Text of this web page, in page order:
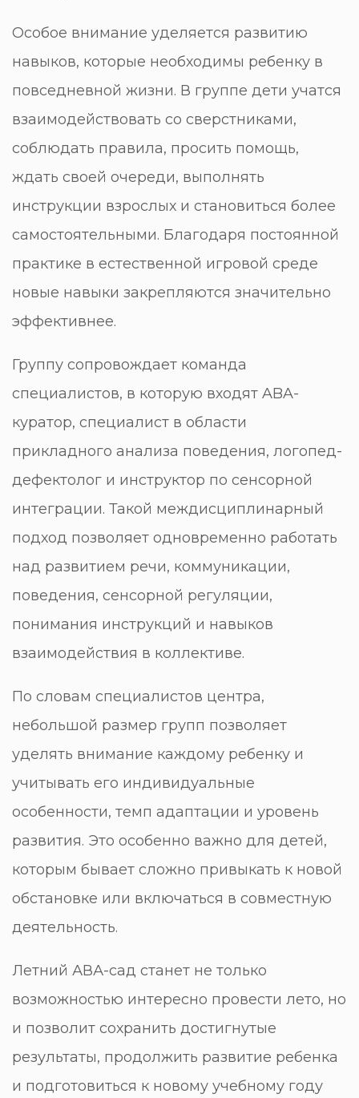
Особое внимание уделяется развитию
навыков, которые необходимы ребенку в
повседневной жизни. В группе дети учатся
взаимодействовать со сверстниками,
соблюдать правила, просить помощь,
ждать своей очереди, выполнять
инструкции взрослых и становиться более
самостоятельными. Благодаря постоянной
практике в естественной игровой среде
новые навыки закрепляются значительно
эффективнее.
Группу сопровождает команда
специалистов, в которую входят ABA-
куратор, специалист в области
прикладного анализа поведения, логопед-
дефектолог и инструктор по сенсорной
интеграции. Такой междисциплинарный
подход позволяет одновременно работать
над развитием речи, коммуникации,
поведения, сенсорной регуляции,
понимания инструкций и навыков
взаимодействия в коллективе.
По словам специалистов центра,
небольшой размер групп позволяет
уделять внимание каждому ребенку и
учитывать его индивидуальные
особенности, темп адаптации и уровень
развития. Это особенно важно для детей,
которым бывает сложно привыкать к новой
обстановке или включаться в совместную
деятельность.
Летний АВА-сад станет не только
возможностью интересно провести лето, но
и позволит сохранить достигнутые
результаты, продолжить развитие ребенка
и подготовиться к новому учебному году